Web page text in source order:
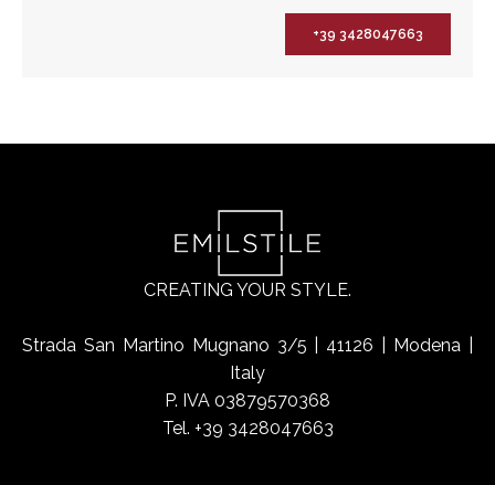
+39 3428047663
CREATING YOUR STYLE.
Strada San Martino Mugnano 3/5 | 41126 | Modena |
Italy
P. IVA 03879570368
Tel. +39 3428047663